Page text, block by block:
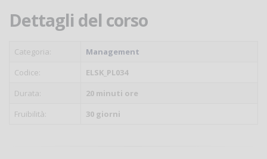
Dettagli del corso
Categoria:
Management
Codice:
ELSK_PL034
Durata:
20 minuti ore
Fruibilità:
30 giorni